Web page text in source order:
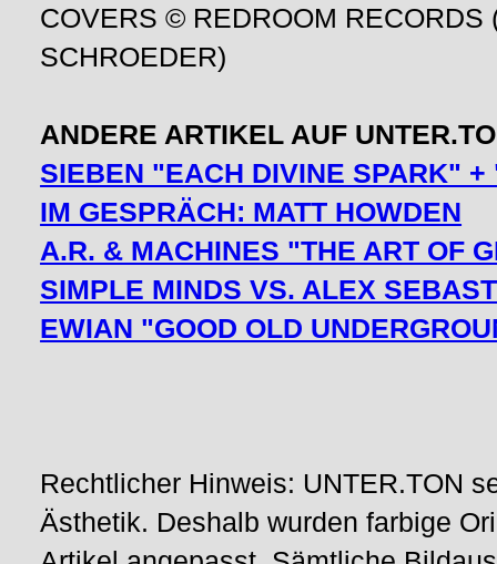
COVERS © REDROOM
SCHROEDER)
ANDERE ARTIKEL AUF
SIEBEN "EACH DIVINE SPARK"
IM GESPRÄCH: MATT HOWDEN
A.R. & MACHINES "THE ART OF
SIMPLE MINDS VS. ALEX
EWIAN "GOOD OLD
Rechtlicher Hinweis: UNTER.TON
Ästhetik. Deshalb wurden farbige